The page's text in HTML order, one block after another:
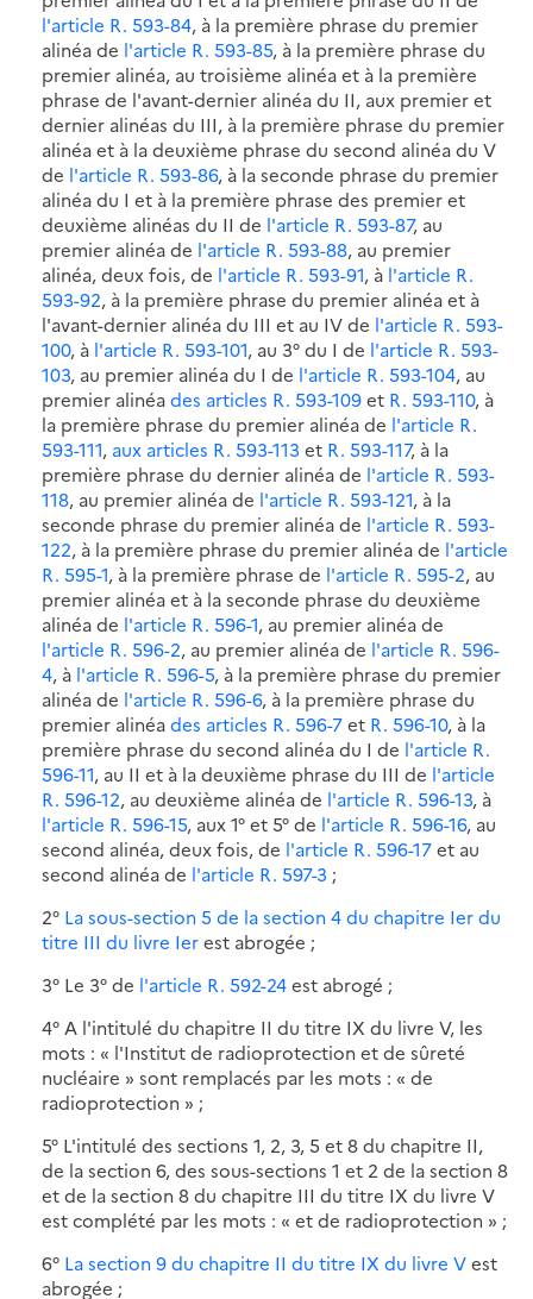
l'article R. 593-84, à la première phrase du premier
alinéa de l'article R. 593-85, à la première phrase du
premier alinéa, au troisième alinéa et à la première
phrase de l'avant-dernier alinéa du II, aux premier et
dernier alinéas du III, à la première phrase du premier
alinéa et à la deuxième phrase du second alinéa du V
de l'article R. 593-86, à la seconde phrase du premier
alinéa du I et à la première phrase des premier et
deuxième alinéas du II de l'article R. 593-87, au
premier alinéa de l'article R. 593-88, au premier
alinéa, deux fois, de l'article R. 593-91, à l'article R.
593-92, à la première phrase du premier alinéa et à
l'avant-dernier alinéa du III et au IV de l'article R. 593-
100, à l'article R. 593-101, au 3° du I de l'article R. 593-
103, au premier alinéa du I de l'article R. 593-104, au
premier alinéades articles R. 593-109et R. 593-110, à
la première phrase du premier alinéa de l'article R.
593-111, aux articles R. 593-113 et R. 593-117, à la
première phrase du dernier alinéa de l'article R. 593-
118, au premier alinéa de l'article R. 593-121, à la
seconde phrase du premier alinéa de l'article R. 593-
122, à la première phrase du premier alinéa de l'article
R. 595-1, à la première phrase de l'article R. 595-2, au
premier alinéa et à la seconde phrase du deuxième
alinéa de l'article R. 596-1, au premier alinéa de
l'article R. 596-2, au premier alinéa de l'article R. 596-
4, à l'article R. 596-5, à la première phrase du premier
alinéa de l'article R. 596-6, à la première phrase du
premier alinéades articles R. 596-7et R. 596-10, à la
première phrase du second alinéa du I de l'article R.
596-11, au II et à la deuxième phrase du III de l'article
R. 596-12, au deuxième alinéa de l'article R. 596-13, à
l'article R. 596-15, aux 1° et 5° de l'article R. 596-16, au
second alinéa, deux fois, de l'article R. 596-17et au
second alinéa de l'article R. 597-3 ;
2° La sous-section 5 de la section 4 du chapitre Ier du
titre III du livre Ierest abrogée ;
3° Le 3° de l'article R. 592-24est abrogé ;
4° A l'intitulé du chapitre II du titre IX du livre V, les
mots : « l'Institut de radioprotection et de sûreté
nucléaire » sont remplacés par les mots : « de
radioprotection » ;
5° L'intitulé des sections 1, 2, 3, 5 et 8 du chapitre II,
de la section 6, des sous-sections 1 et 2 de la section 8
et de la section 8 du chapitre III du titre IX du livre V
est complété par les mots : « et de radioprotection » ;
6° La section 9 du chapitre II du titre IX du livre Vest
abrogée ;